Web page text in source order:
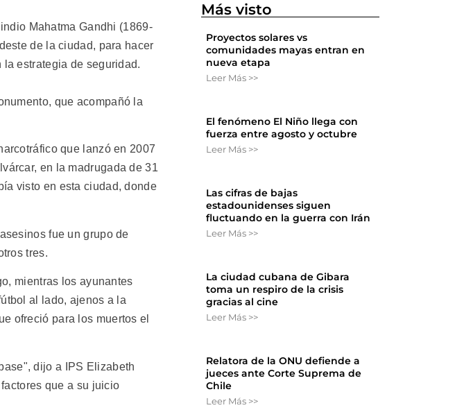
Mahatma Gandhi (1869-
de la ciudad, para hacer
estrategia de seguridad.
que acompañó la
que lanzó en 2007
en la madrugada de 31
visto en esta ciudad, donde
fue un grupo de
tres.
mientras los ayunantes
al lado, ajenos a la
ofreció para los muertos el
dijo a IPS Elizabeth
que a su juicio
Más visto
Proyectos solares vs
comunidades mayas entran en
nueva etapa
Leer Más >>
El fenómeno El Niño llega con
fuerza entre agosto y octubre
Leer Más >>
Las cifras de bajas
estadounidenses siguen
fluctuando en la guerra con Irán
Leer Más >>
La ciudad cubana de Gibara
toma un respiro de la crisis
gracias al cine
Leer Más >>
Relatora de la ONU defiende a
jueces ante Corte Suprema de
Chile
Leer Más >>